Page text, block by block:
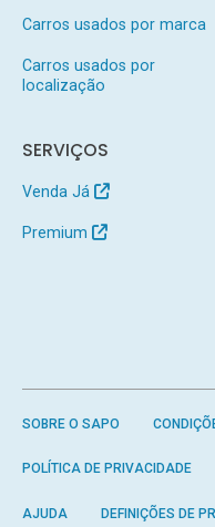
Carros usados por marca
Carros usados por
localização
SERVIÇOS
Venda Já
Premium
SOBRE O SAPO
POLÍTICA DE PRIVACIDADE
AJUDA DEFINIÇÕES DE